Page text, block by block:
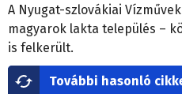
A Nyugat-szlovákiai
magyarok lakta település –
is felkerült.
További hasonló